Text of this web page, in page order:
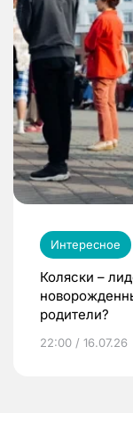
Интересное
Коляски –
родители?
22:00 / 16.07.26